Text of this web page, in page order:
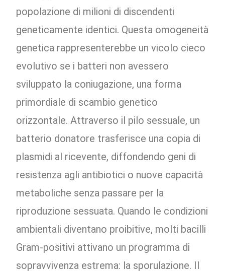
popolazione di milioni di discendenti
geneticamente identici. Questa omogeneità
genetica rappresenterebbe un vicolo cieco
evolutivo se i batteri non avessero
sviluppato la coniugazione, una forma
primordiale di scambio genetico
orizzontale. Attraverso il pilo sessuale, un
batterio donatore trasferisce una copia di
plasmidi al ricevente, diffondendo geni di
resistenza agli antibiotici o nuove capacità
metaboliche senza passare per la
riproduzione sessuata. Quando le condizioni
ambientali diventano proibitive, molti bacilli
Gram-positivi attivano un programma di
sopravvivenza estrema: la sporulazione. Il